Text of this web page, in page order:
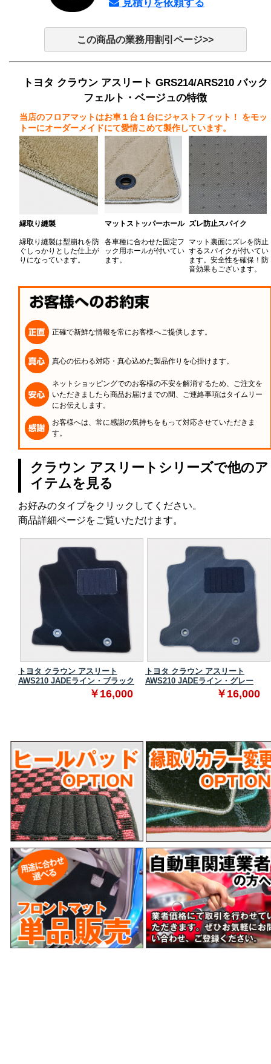
見積りを依頼する
この商品の業務用割引ページ>>
トヨタ クラウン アスリート GRS214/ARS210 バック
フェルト・ベージュの特徴
当店のフロアマットはお車１台１台にジャストフィット！
をモッ
トーにオーダーメイドにて愛情こめて製作しています。
縁取り縫製
縁取り縫製は型崩れを防
ぐしっかりとした仕上が
りになっています。
マットストッパーホール
各車種に合わせた固定フ
ック用ホールが付いてい
ます。
ズレ防止スパイク
マット裏面にズレを防止
するスパイクが付いてい
ます。安全性を確保！防
音効果もございます。
正確で新鮮な情報を常にお客様へご提供します。
真心の伝わる対応・真心込めた製品作りを心掛けます。
ネットショッピングでのお客様の不安を解消するため、ご注文を
いただきましたら商品お届けまでの間、ご連絡事項はタイムリー
にお伝えします。
お客様へは、常に感謝の気持ちをもって対応させていただきま
す。
クラウン アスリートシリーズで他のア
イテムを見る
お好みのタイプをクリックしてください。
商品詳細ページをご覧いただけます。
トヨタ クラウン アスリート
AWS210 JADEライン・ブラック
￥16,000
トヨタ クラウン アスリート
AWS210 JADEライン・グレー
￥16,000